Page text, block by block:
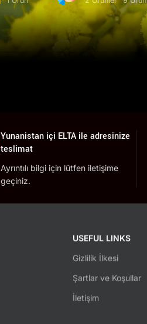
Yunanistan içi ELTA ile adresinize
teslimat
Ayrıntılı bilgi için lütfen iletişime
geçiniz.
USEFUL LINKS
Gizlilik İlkesi
Şartlar ve Koşullar
İletişim